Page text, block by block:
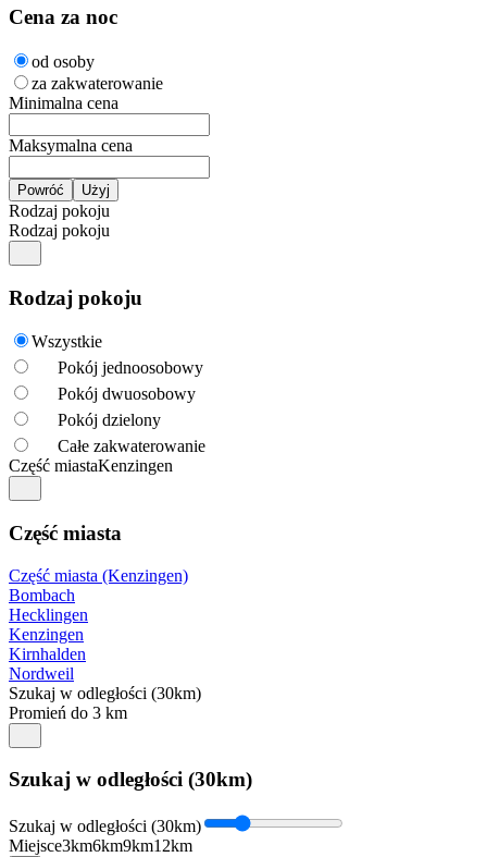
Cena za noc
od osoby
za zakwaterowanie
Minimalna cena
Maksymalna cena
Rodzaj pokoju
Rodzaj pokoju
Rodzaj pokoju
Wszystkie
Pokój jednoosobowy
Pokój dwuosobowy
Pokój dzielony
Całe zakwaterowanie
Część miastaKenzingen
Część miasta
Część miasta (Kenzingen)
Bombach
Hecklingen
Kenzingen
Kirnhalden
Nordweil
Szukaj w odległości (30km)
Promień do 3 km
Szukaj w odległości (30km)
Szukaj w odległości (30km)
Miejsce3km6km9km12km